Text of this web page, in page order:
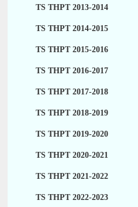
TS THPT 2013-2014
TS THPT 2014-2015
TS THPT 2015-2016
TS THPT 2016-2017
TS THPT 2017-2018
TS THPT 2018-2019
TS THPT 2019-2020
TS THPT 2020-2021
TS THPT 2021-2022
TS THPT 2022-2023